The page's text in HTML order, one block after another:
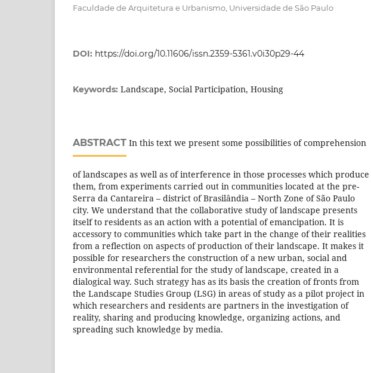
Faculdade de Arquitetura e Urbanismo, Universidade de São Paulo
DOI: https://doi.org/10.11606/issn.2359-5361.v0i30p29-44
Keywords: Landscape, Social Participation, Housing
ABSTRACT In this text we present some possibilities of comprehension
of landscapes as well as of interference in those processes which produce
them, from experiments carried out in communities located at the pre-
Serra da Cantareira – district of Brasilândia – North Zone of São Paulo
city. We understand that the collaborative study of landscape presents
itself to residents as an action with a potential of emancipation. It is
accessory to communities which take part in the change of their realities
from a reflection on aspects of production of their landscape. It makes it
possible for researchers the construction of a new urban, social and
environmental referential for the study of landscape, created in a
dialogical way. Such strategy has as its basis the creation of fronts from
the Landscape Studies Group (LSG) in areas of study as a pilot project in
which researchers and residents are partners in the investigation of
reality, sharing and producing knowledge, organizing actions, and
spreading such knowledge by media.